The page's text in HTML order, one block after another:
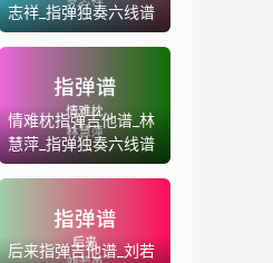
志祥_指弹独奏六线谱
情难枕指弹吉他谱_林
慧萍_指弹独奏六线谱
后来指弹吉他谱_刘若